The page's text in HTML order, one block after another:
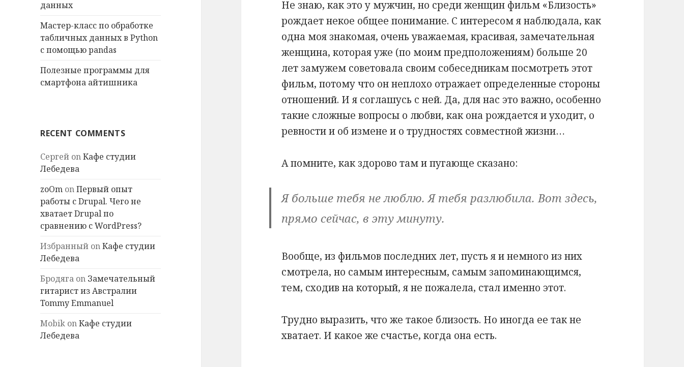
данных
Мастер-класс по обработке
табличных данных в Python
с помощью pandas
Полезные программы для
смартфона айтишника
RECENT COMMENTS
Сергей onКафе студии
Лебедева
zoOm onПервый опыт
работы с Drupal. Чего не
хватает Drupal по
сравнению с WordPress?
Избранный onКафе студии
Лебедева
Бродяга on Замечательный
гитарист из Австралии
Tommy Emmanuel
Mobik onКафе студии
Лебедева
Не знаю, как это у мужчин, но среди женщин фильм «Близость»
рождает некое общее понимание. С интересом я наблюдала, как
одна моя знакомая, очень уважаемая, красивая, замечательная
женщина, которая уже (по моим предположениям) больше 20
лет замужем советовала своим собеседникам посмотреть этот
фильм, потому что он неплохо отражает определенные стороны
отношений. И я соглашусь с ней. Да, для нас это важно, особенно
такие сложные вопросы о любви, как она рождается и уходит, о
ревности и об измене и о трудностях совместной жизни…
А помните, как здорово там и пугающе сказано:
Я больше тебя не люблю. Я тебя разлюбила. Вот здесь,
прямо сейчас, в эту минуту.
Вообще, из фильмов последних лет, пусть я и немного из них
смотрела, но самым интересным, самым запоминающимся,
тем, сходив на который, я не пожалела, стал именно этот.
Трудно выразить, что же такое близость. Но иногда ее так не
хватает. И какое же счастье, когда она есть.